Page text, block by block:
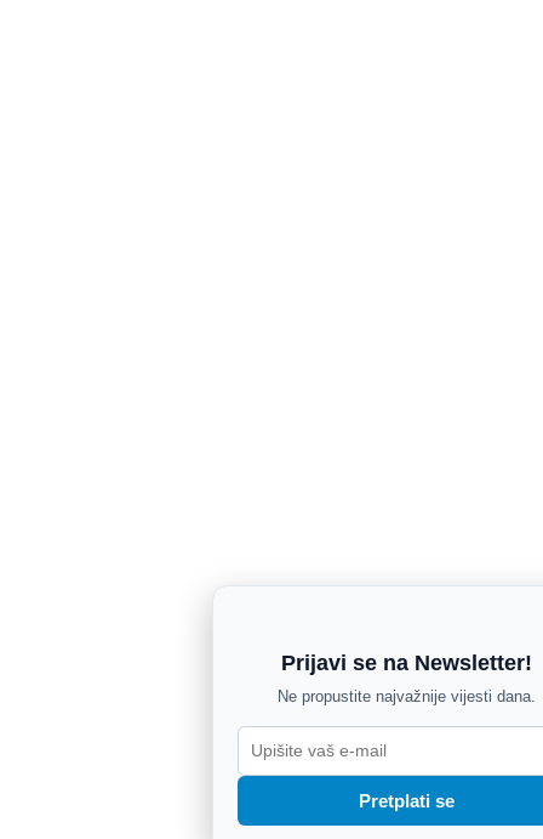
Prijavi se na Newsletter!
Ne propustite najvažnije vijesti dana.
Pretplati se